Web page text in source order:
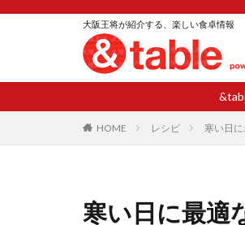
大阪王将が紹介する、楽しい食卓情報
HOME レシピ 寒い日
寒い日に最適